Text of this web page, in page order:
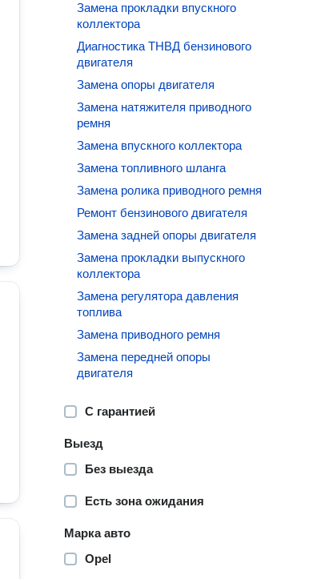
Замена прокладки впускного
коллектора
Диагностика ТНВД бензинового
двигателя
Замена опоры двигателя
Замена натяжителя приводного
ремня
Замена впускного коллектора
Замена топливного шланга
Замена ролика приводного ремня
Ремонт бензинового двигателя
Замена задней опоры двигателя
Замена прокладки выпускного
коллектора
Замена регулятора давления
топлива
Замена приводного ремня
Замена передней опоры
двигателя
С гарантией
Выезд
Без выезда
Есть зона ожидания
Марка авто
Opel